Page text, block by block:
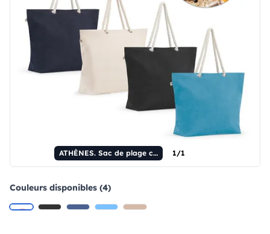
ATHÈNES. Sac de plage composé à 70 % de coton recyclé et à 30 % de polyester recyclé (220 g/m²). 1/1
Couleurs disponibles (4)